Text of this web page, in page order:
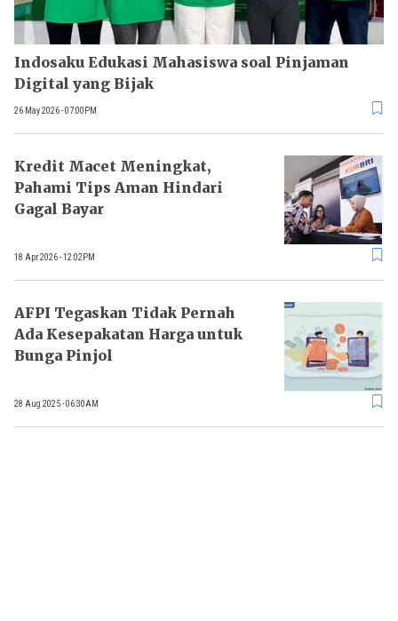
Indosaku Edukasi Mahasiswa soal Pinjaman
Digital yang Bijak
26 May 2026 - 07:00PM
Kredit Macet Meningkat,
Pahami Tips Aman Hindari
Gagal Bayar
18 Apr 2026 - 12:02PM
AFPI Tegaskan Tidak Pernah
Ada Kesepakatan Harga untuk
Bunga Pinjol
28 Aug 2025 - 06:30AM